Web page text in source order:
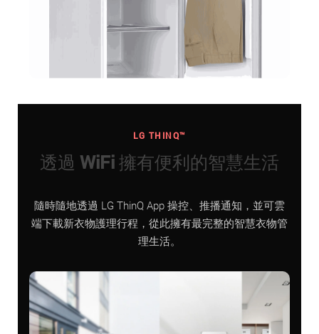
LG THINQ™
透過 WiFi 擁有便利的智慧生活
隨時隨地透過 LG ThinQ App 操控、推播通知，並可雲
端下載新衣物護理行程，從此擁有最完整的智慧衣物管
理生活。